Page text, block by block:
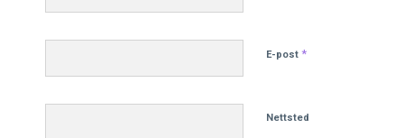
E-post *
Nettsted